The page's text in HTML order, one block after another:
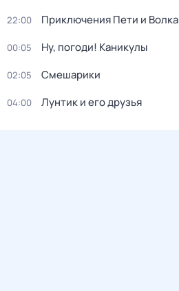
22:00 Приключения Пети и Волка
00:05 Ну, погоди! Каникулы
02:05 Смешарики
04:00 Лунтик и его друзья